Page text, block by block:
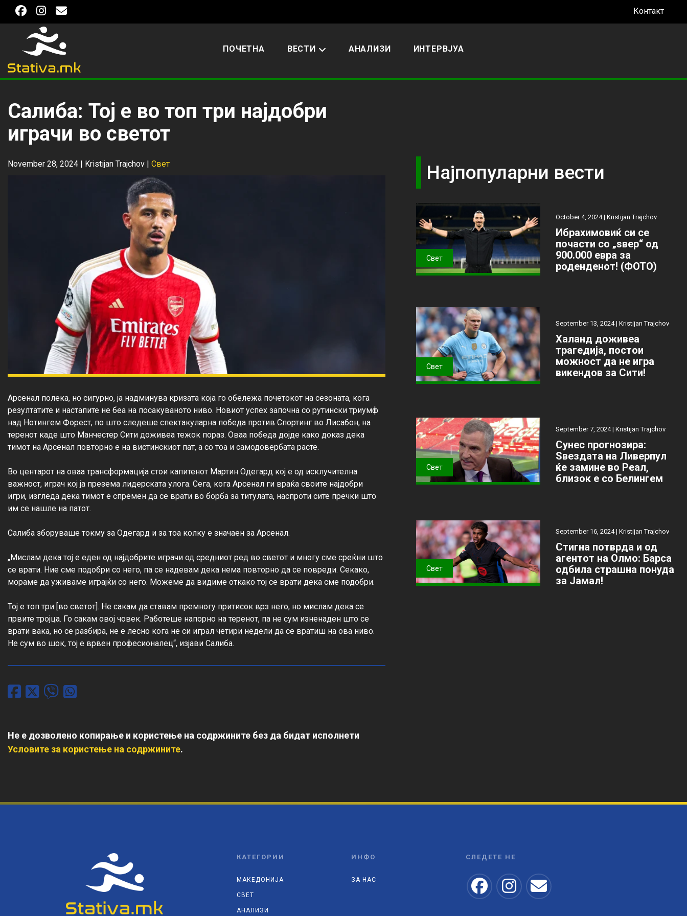
Контакт
ПОЧЕТНА ВЕСТИ АНАЛИЗИ ИНТЕРВЈУА
Салиба: Тој е во топ три најдобри
играчи во светот
November 28, 2024 | Kristijan Trajchov | Свет
Арсенал полека, но сигурно, ја надминува кризата која го обележа почетокот на сезоната, кога
резултатите и настапите не беа на посакуваното ниво. Новиот успех започна со рутински триумф
над Нотингем Форест, по што следеше спектакуларна победа против Спортинг во Лисабон, на
теренот каде што Манчестер Сити доживеа тежок пораз. Оваа победа дојде како доказ дека
тимот на Арсенал повторно е на вистинскиот пат, а со тоа и самодовербата расте.
Во центарот на оваа трансформација стои капитенот Мартин Одегард кој е од исклучителна
важност, играч кој ја презема лидерската улога. Сега, кога Арсенал ги враќа своите најдобри
игри, изгледа дека тимот е спремен да се врати во борба за титулата, наспроти сите пречки што
им се нашле на патот.
Салиба зборуваше токму за Одегард и за тоа колку е значаен за Арсенал.
„Мислам дека тој е еден од најдобрите играчи од средниот ред во светот и многу сме среќни што
се врати. Ние сме подобри со него, па се надевам дека нема повторно да се повреди. Секако,
мораме да уживаме играјќи со него. Можеме да видиме откако тој се врати дека сме подобри.
Тој е топ три [во светот]. Не сакам да ставам премногу притисок врз него, но мислам дека се
првите тројца. Го сакам овој човек. Работеше напорно на теренот, па не сум изненаден што се
врати вака, но се разбира, не е лесно кога не си играл четири недели да се вратиш на ова ниво.
Не сум во шок, тој е врвен професионалец“, изјави Салиба.
Не е дозволено копирање и користење на содржините без да бидат исполнети
Условите за користење на содржините.
Најпопуларни вести
Свет
October 4, 2024 | Kristijan Trajchov
Ибрахимовиќ си се
почасти со „ѕвер“ од
900.000 евра за
роденденот! (ФОТО)
Свет
September 13, 2024 | Kristijan Trajchov
Халанд доживеа
трагедија, постои
можност да не игра
викендов за Сити!
Свет
September 7, 2024 | Kristijan Trajchov
Сунес прогнозира:
Ѕвездата на Ливерпул
ќе замине во Реал,
близок е со Белингем
Свет
September 16, 2024 | Kristijan Trajchov
Стигна потврда и од
агентот на Олмо: Барса
одбила страшна понуда
за Јамал!
КАТЕГОРИИ
МАКЕДОНИЈА
СВЕТ
АНАЛИЗИ
ИНФО
ЗА НАС
СЛЕДЕТЕ НЕ